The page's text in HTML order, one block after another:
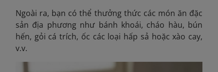
Ngoài ra, bạn có thể thưởng thức các món ăn đặc
sản địa phương như bánh khoái, cháo hàu, bún
hến, gỏi cá trích, ốc các loại hấp sả hoặc xào cay,
v.v.